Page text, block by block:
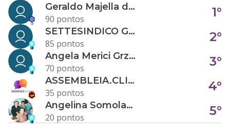
Geraldo Majella da Silva
90 pontos
1°
SETTESINDICO GOVERNANÇA CONDOMINIAL
85 pontos
2°
Angela Merici Grzybowski
70 pontos
3°
ASSEMBLEIA.CLICK
35 pontos
4°
Angelina Somolanji R. Oliveira
20 pontos
5°